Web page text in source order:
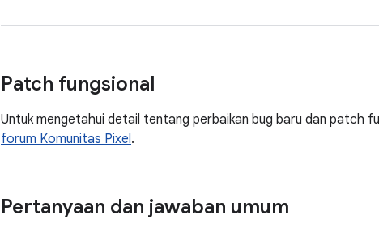
Patch fungsional
Untuk mengetahui detail tentang perbaikan bug baru dan patch
forum Komunitas Pixel.
Pertanyaan dan jawaban umum